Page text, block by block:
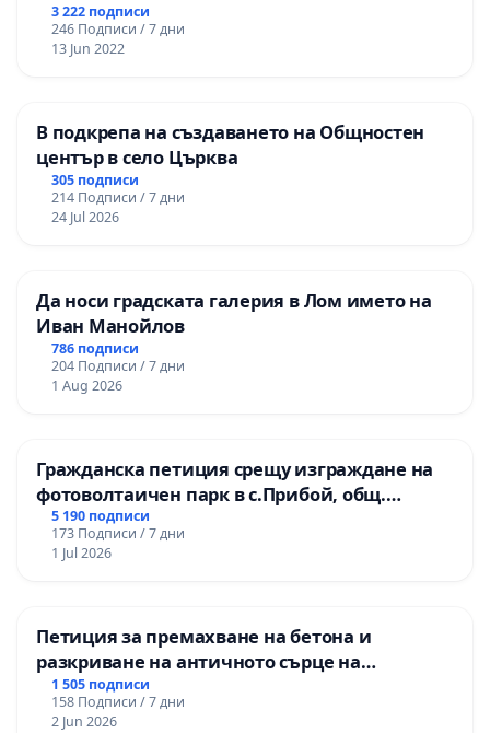
3 222 подписи
246 Подписи / 7 дни
13 Jun 2022
В подкрепа на създаването на Общностен
център в село Църква
305 подписи
214 Подписи / 7 дни
24 Jul 2026
Да носи градската галерия в Лом името на
Иван Манойлов
786 подписи
204 Подписи / 7 дни
1 Aug 2026
Гражданска петиция срещу изграждане на
фотоволтаичен парк в с.Прибой, общ.
Радомир
5 190 подписи
173 Подписи / 7 дни
1 Jul 2026
Петиция за премахване на бетона и
разкриване на античното сърце на
Могиланската могила във Враца
1 505 подписи
158 Подписи / 7 дни
2 Jun 2026